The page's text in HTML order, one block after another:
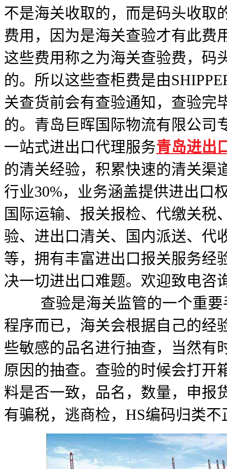
不是海关收取的，而是码头收取
费用，因为是海关查验才有此费
这些费用称之为海关查验费，码
的。所以这些查柜费是由
关查货前会有查验通知，查验完
的。青岛巨晖国际物流有限公司
一站式进出口代理服务青岛进出
的清关经验，积累快速的清关渠
行业30%，业务涵盖提供进出口
国际运输、报关报检、代缴关税
验、进出口清关、国内派送、代
等，拥有丰富进出口报关服务经
决一切进出口难题。欢迎致电咨
查验是海关监管的一个重要
程序而已，海关会根据自己的经
些敏感的品名进行抽查，当然有
原因的抽查。查验的时候会打开
料是否一致，品名，数量，申报
有骗税，逃商检，HS编码归类不